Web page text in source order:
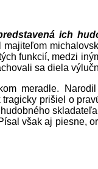
ich
majiteľom
funkcií, medzi
sa diela
meradle.
prišiel o
však aj piesne,